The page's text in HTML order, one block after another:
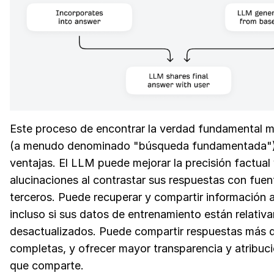
Este proceso de encontrar la verdad fundamental
(a menudo denominado "búsqueda
ventajas. El LLM puede mejorar la precisión factual
alucinaciones al contrastar sus respuestas con
terceros. Puede recuperar y compartir información
incluso si sus datos de entrenamiento están
desactualizados. Puede compartir respuestas más
completas, y ofrecer mayor transparencia y
que comparte.